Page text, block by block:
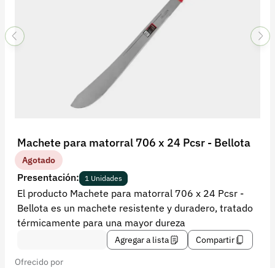
Machete para matorral 706 x 24 Pcsr - Bellota
Agotado
Presentación: 1 Unidades
El producto Machete para matorral 706 x 24 Pcsr -
Bellota es un machete resistente y duradero, tratado
térmicamente para una mayor dureza
Agregar a lista
Compartir
Ofrecido por
Registrarse
contacto@croper.com
© 2026 Croper.com Todos los derechos reservados
Versión 5.44.0
Síguenos